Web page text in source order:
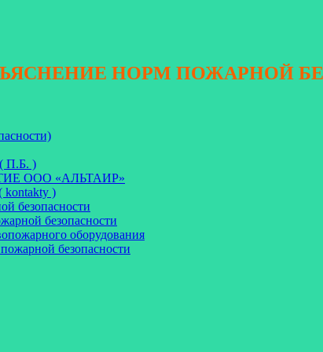
НОРМ ПОЖАРНОЙ
П.Б. )
ООО «АЛЬТАИР»
kontakty )
безопасности
безопасности
оборудования
безопасности